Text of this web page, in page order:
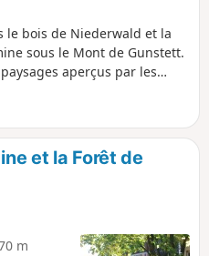
le bois de Niederwald et la
sous le Mont de Gunstett.
aperçus par les
de beaux lavoirs à
ainsi que de beaux
et la Forêt de
m